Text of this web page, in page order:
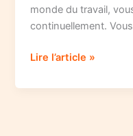
monde du travail,
continuellement.
Petit
pour
Lire l’article »